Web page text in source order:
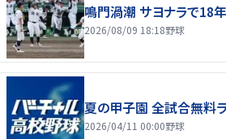
鳴門渦潮 サヨナラで18
2026/08/09 18:18野球
夏の甲子園 全試合無料ラ
2026/04/11 00:00野球